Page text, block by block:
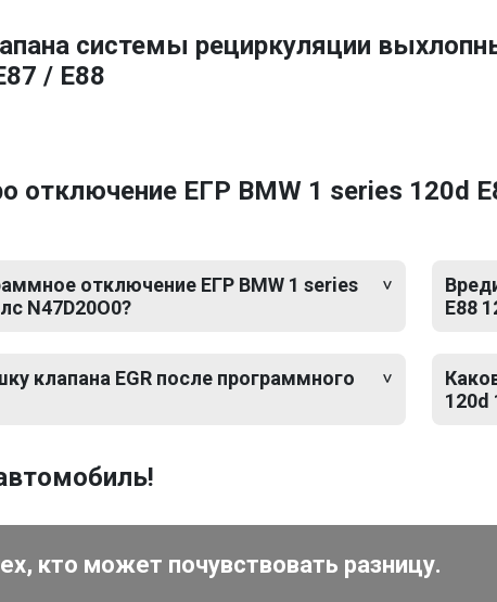
системы рециркуляции
/ E88
отключение ЕГР BMW 1 series 120d
отключение ЕГР BMW 1 series
N47D20O0?
клапана EGR после программного
E88
120d
кто может почувствовать разницу.